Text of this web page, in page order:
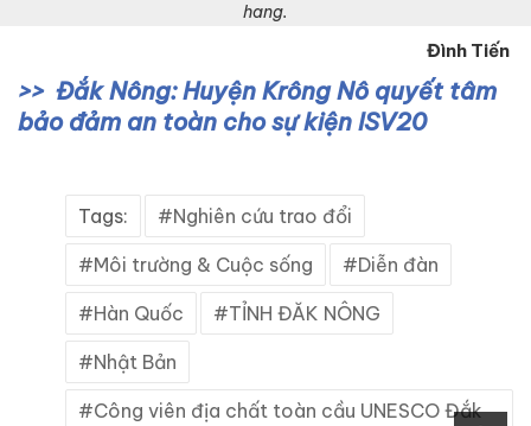
hang.
Đình Tiến
Đắk Nông: Huyện Krông Nô quyết tâm
bảo đảm an toàn cho sự kiện ISV20
Tags: Nghiên cứu trao đổi
Môi trường & Cuộc sống Diễn đàn
Hàn Quốc TỈNH ĐĂK NÔNG
Nhật Bản
Công viên địa chất toàn cầu UNESCO Đắk